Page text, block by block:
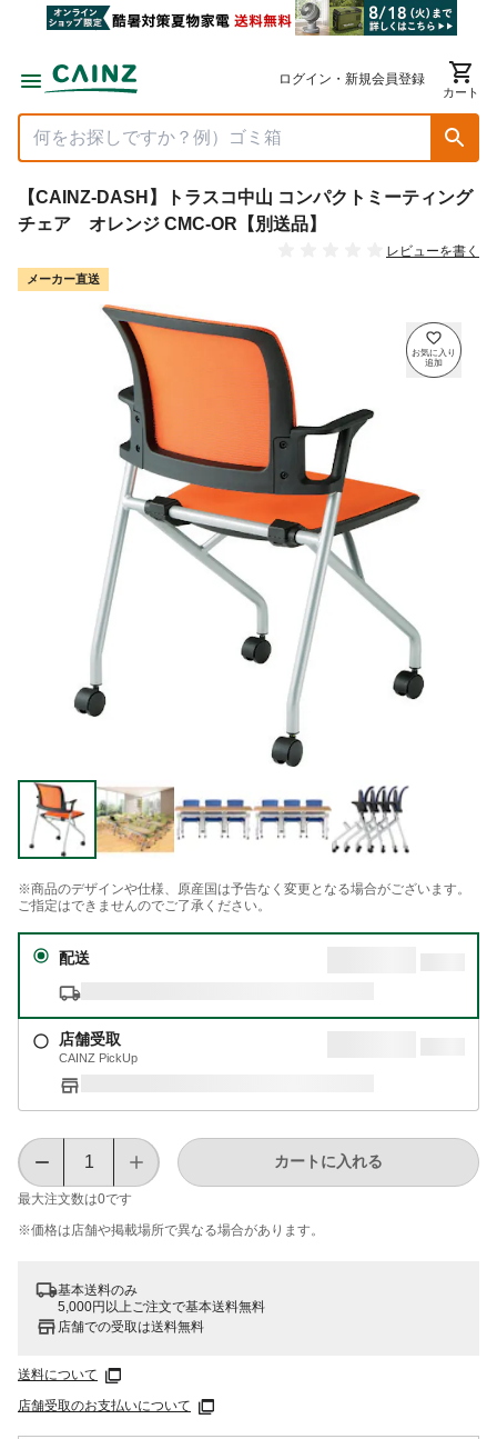
ログイン・新規会員登録
カート
【CAINZ-DASH】トラスコ中山 コンパクトミーティング
チェア オレンジ CMC-OR【別送品】
レビューを書く
メーカー直送
※商品のデザインや仕様、原産国は予告なく変更となる場合がございます。
ご指定はできませんのでご了承ください。
配送
店舗受取
CAINZ PickUp
最大注文数は0です
カートに入れる
※価格は​店舗や​掲載場所で​異なる​場合が​あります。
基本送料のみ
5,000円以上ご注文で基本送料無料
店舗での受取は送料無料
送料について
店舗受取のお支払いについて